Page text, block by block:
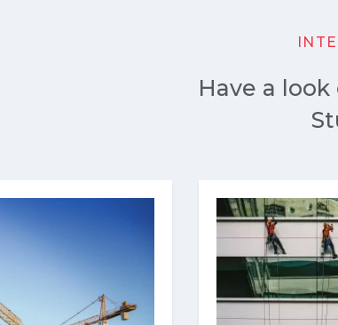
Have a look